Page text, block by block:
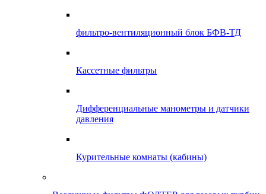
фильтро-вентиляционный блок БФВ-ТД
Кассетные фильтры
Дифференциальные манометры и датчики
давления
Курительные комнаты (кабины)